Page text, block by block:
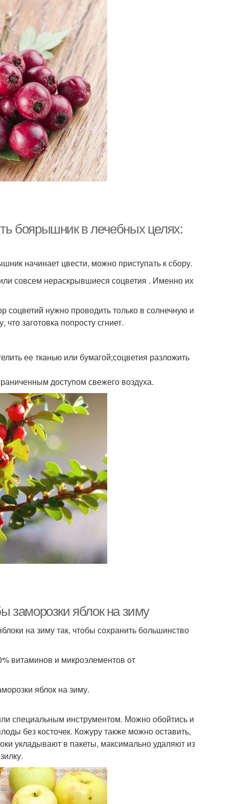
боярышник в лечебных целях:
начинает цвести, можно приступать к сбору.
совсем нераскрывшиеся соцветия . Именно их
соцветий нужно проводить только в солнечную и
заготовка попросту сгниет.
ее тканью или бумагой;соцветия разложить
доступом свежего воздуха.
заморозки яблок на зиму
на зиму так, чтобы сохранить большинство
витаминов и микроэлементов от
яблок на зиму.
специальным инструментом. Можно обойтись и
без косточек. Кожуру также можно оставить,
укладывают в пакеты, максимально удаляют из